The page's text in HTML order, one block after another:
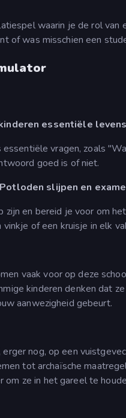
waarin je de rol
of was misschien een
essentiële
vragen, zoals
goed is of niet.
slijpen en
en bereid je voor om
of een kruisje in elk
vaak voor op deze
kinderen denken dat
aanwezigheid gebeurt.
nog, op een
tot archaïsche
ze in het gareel te